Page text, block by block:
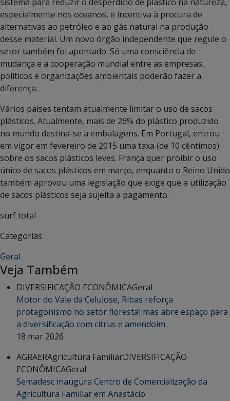
especialmente nos oceanos, e incentiva à procura de
alternativas ao petróleo e ao gás natural na produção
desse material. Um novo órgão independente que regule o
setor também foi apontado. Só uma consciência de
mudança e a cooperação mundial entre as empresas,
políticos e organizações ambientais poderão fazer a
diferença.
Vários países tentam atualmente limitar o uso de sacos
plásticos. Atualmente, mais de 26% do plástico produzido
no mundo destina-se a embalagens. Em Portugal, entrou
em vigor em fevereiro de 2015 uma taxa (de 10 cêntimos)
sobre os sacos plásticos leves. França quer proibir o uso
único de sacos plásticos em março, enquanto o Reino Unido
também aprovou uma legislação que exige que a utilização
de sacos plásticos seja sujeita a pagamento.
surf total
Categorias :
Geral
Veja Também
DIVERSIFICAÇÃO ECONÔMICAGeral
Motor do Vale da Celulose, Ribas reforça
protagonismo no setor florestal mas abre espaço para
a diversificação com citrus e amendoim
18 mar 2026
AGRAERAgricultura FamiliarDIVERSIFICAÇÃO
ECONÔMICAGeral
Semadesc inaugura Centro de Comercialização da
Agricultura Familiar em Anastácio